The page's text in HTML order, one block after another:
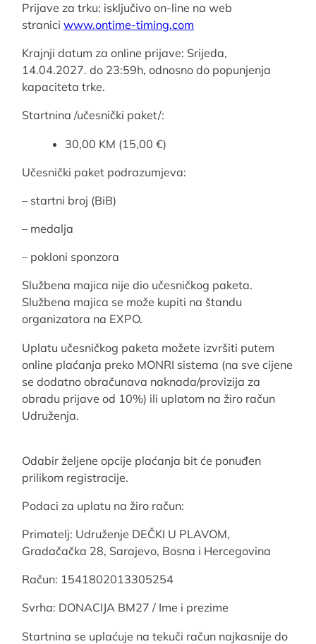
Prijave za trku: isključivo on-line na web
straniciwww.ontime-timing.com
Krajnji datum za online prijave: Srijeda,
14.04.2027. do 23:59h, odnosno do popunjenja
kapaciteta trke.
Startnina /učesnički paket/:
30,00 KM (15,00 €)
Učesnički paket podrazumjeva:
– startni broj (BiB)
– medalja
– pokloni sponzora
Službena majica nije dio učesničkog paketa.
Službena majica se može kupiti na štandu
organizatora na EXPO.
Uplatu učesničkog paketa možete izvršiti putem
online plaćanja preko MONRI sistema (na sve cijene
se dodatno obračunava naknada/provizija za
obradu prijave od 10%) ili uplatom na žiro račun
Udruženja.
Odabir željene opcije plaćanja bit će ponuđen
prilikom registracije.
Podaci za uplatu na žiro račun:
Primatelj: Udruženje DEČKI U PLAVOM,
Gradačačka 28, Sarajevo, Bosna i Hercegovina
Račun: 1541802013305254
Svrha: DONACIJA BM27 / Ime i prezime
Startnina se uplaćuje na tekuči račun najkasnije do